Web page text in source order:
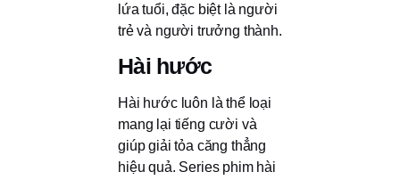
lứa tuổi, đặc biệt là người
trẻ và người trưởng thành.
Hài hước
Hài hước luôn là thể loại
mang lại tiếng cười và
giúp giải tỏa căng thẳng
hiệu quả. Series phim hài